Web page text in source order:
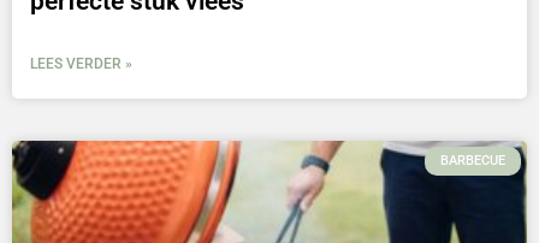
LEES VERDER »
BARBECUE